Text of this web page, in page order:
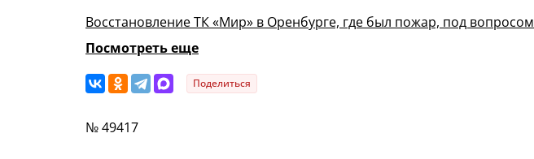
Восстановление ТК «Мир» в Оренбурге, где был пожар, под вопросом
Посмотреть еще
Поделиться
№ 49417